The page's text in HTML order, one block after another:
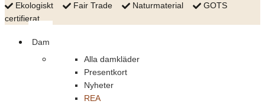
Ekologiskt Fair Trade Naturmaterial
GOTS
certifierat
Dam
Alla damkläder
Presentkort
Nyheter
REA